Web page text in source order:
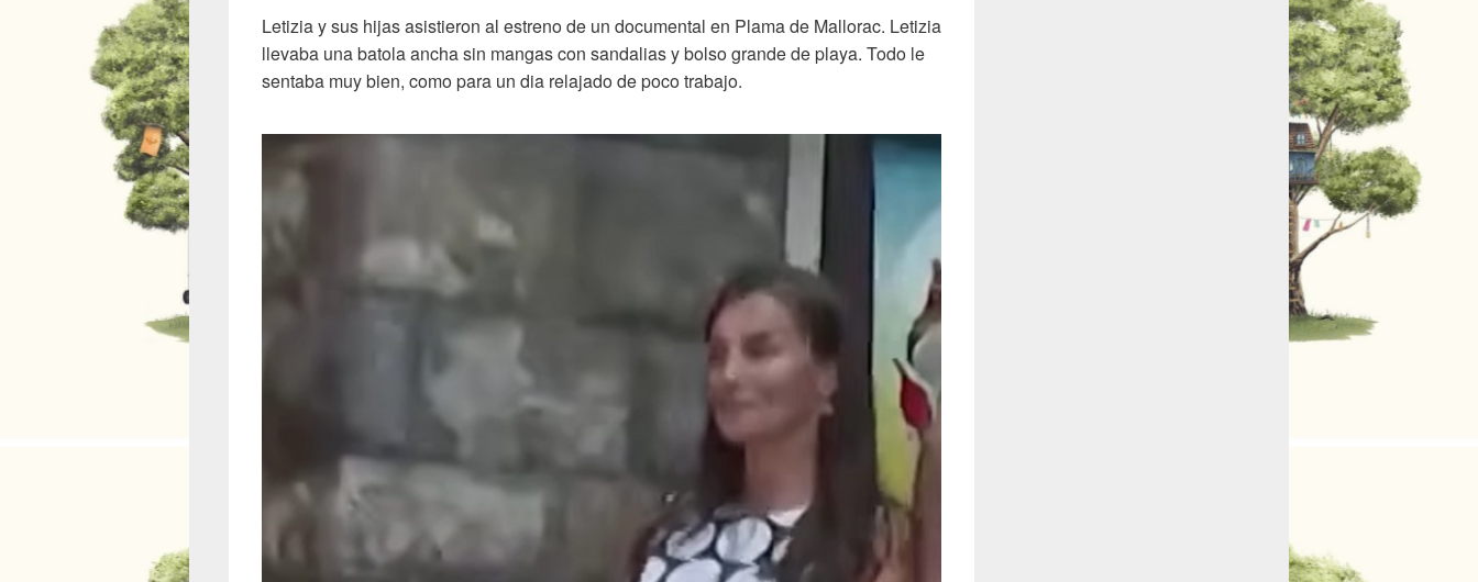
Letizia y sus hijas asistieron al estreno de un documental en Plama de Mallorac. Letizia
llevaba una batola ancha sin mangas con sandalias y bolso grande de playa. Todo le
sentaba muy bien, como para un dia relajado de poco trabajo.